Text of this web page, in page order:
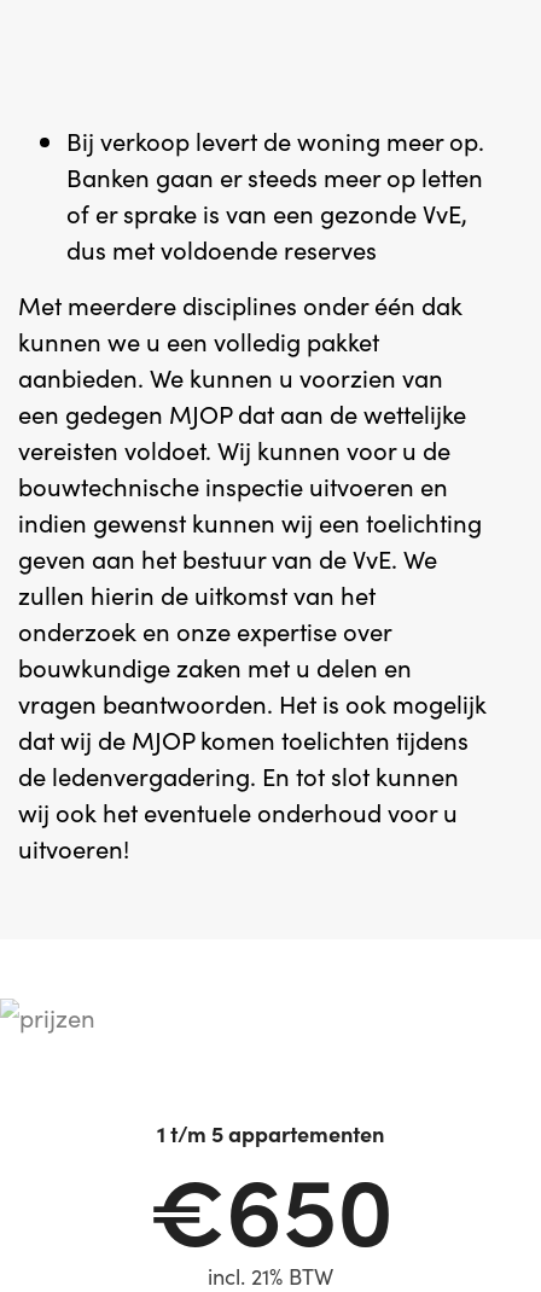
Bij verkoop levert de woning meer op.
Banken gaan er steeds meer op letten
of er sprake is van een gezonde VvE,
dus met voldoende reserves
Met meerdere disciplines onder één dak
kunnen we u een volledig pakket
aanbieden. We kunnen u voorzien van
een gedegen MJOP dat aan de wettelijke
vereisten voldoet. Wij kunnen voor u de
bouwtechnische inspectie uitvoeren en
indien gewenst kunnen wij een toelichting
geven aan het bestuur van de VvE. We
zullen hierin de uitkomst van het
onderzoek en onze expertise over
bouwkundige zaken met u delen en
vragen beantwoorden. Het is ook mogelijk
dat wij de MJOP komen toelichten tijdens
de ledenvergadering. En tot slot kunnen
wij ook het eventuele onderhoud voor u
uitvoeren!
1 t/m 5 appartementen
€650
incl. 21% BTW